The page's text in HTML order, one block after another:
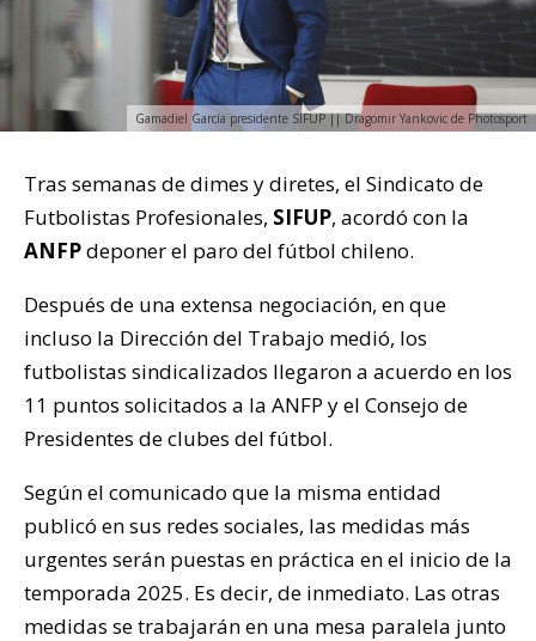
Gamadiel García presidente SIFUP || Dragomir Yankovic de Photosport
Tras semanas de dimes y diretes, el Sindicato de
Futbolistas Profesionales, SIFUP, acordó con la
ANFPdeponer el paro del fútbol chileno.
Después de una extensa negociación, en que
incluso la Dirección del Trabajo medió, los
futbolistas sindicalizados llegaron a acuerdo en los
11 puntos solicitados a la ANFP y el Consejo de
Presidentes de clubes del fútbol.
Según el comunicado que la misma entidad
publicó en sus redes sociales, las medidas más
urgentes serán puestas en práctica en el inicio de la
temporada 2025. Es decir, de inmediato. Las otras
medidas se trabajarán en una mesa paralela junto